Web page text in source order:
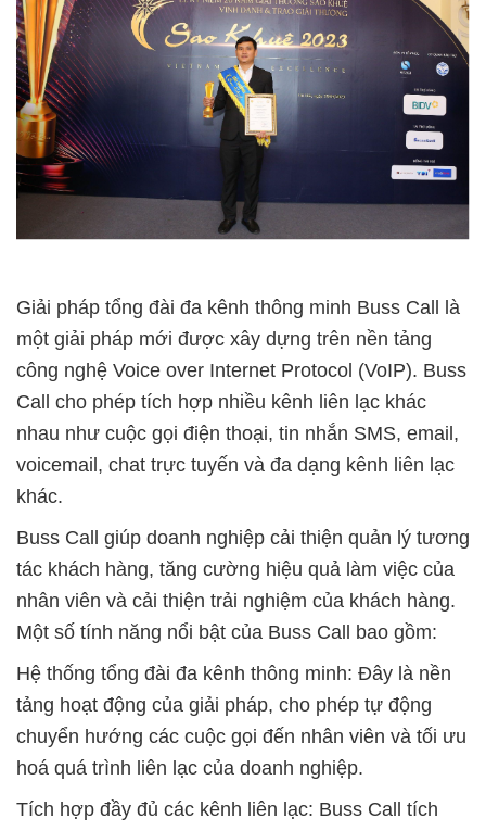
Giải pháp tổng đài đa kênh thông minh Buss Call là
một giải pháp mới được xây dựng trên nền tảng
công nghệ Voice over Internet Protocol (VoIP). Buss
Call cho phép tích hợp nhiều kênh liên lạc khác
nhau như cuộc gọi điện thoại, tin nhắn SMS, email,
voicemail, chat trực tuyến và đa dạng kênh liên lạc
khác.
Buss Call giúp doanh nghiệp cải thiện quản lý tương
tác khách hàng, tăng cường hiệu quả làm việc của
nhân viên và cải thiện trải nghiệm của khách hàng.
Một số tính năng nổi bật của Buss Call bao gồm:
Hệ thống tổng đài đa kênh thông minh: Đây là nền
tảng hoạt động của giải pháp, cho phép tự động
chuyển hướng các cuộc gọi đến nhân viên và tối ưu
hoá quá trình liên lạc của doanh nghiệp.
Tích hợp đầy đủ các kênh liên lạc: Buss Call tích